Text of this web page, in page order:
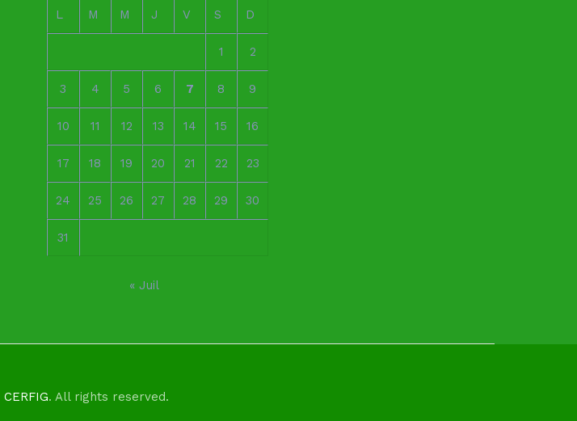
L M M J V S D
1 2
3 4 5 6 7 8 9
10 11 12 13 14 15 16
17 18 19 20 21 22 23
24 25 26 27 28 29 30
31
« Juil
CERFIG. All rights reserved.